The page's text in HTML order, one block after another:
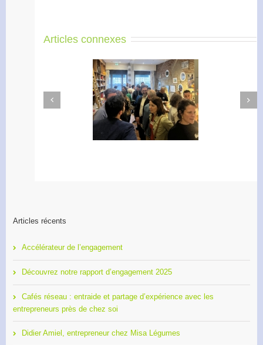
Articles connexes
Accélérateur de
l’engagement
Previous
Next
Articles récents
Accélérateur de l’engagement
Découvrez notre rapport d’engagement 2025
Cafés réseau : entraide et partage d’expérience avec les
entrepreneurs près de chez soi
Didier Amiel, entrepreneur chez Misa Légumes